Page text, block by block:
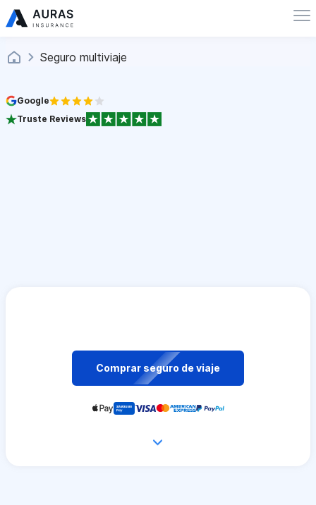
Seguro multiviaje
Google
Truste Reviews
Comprar seguro de viaje